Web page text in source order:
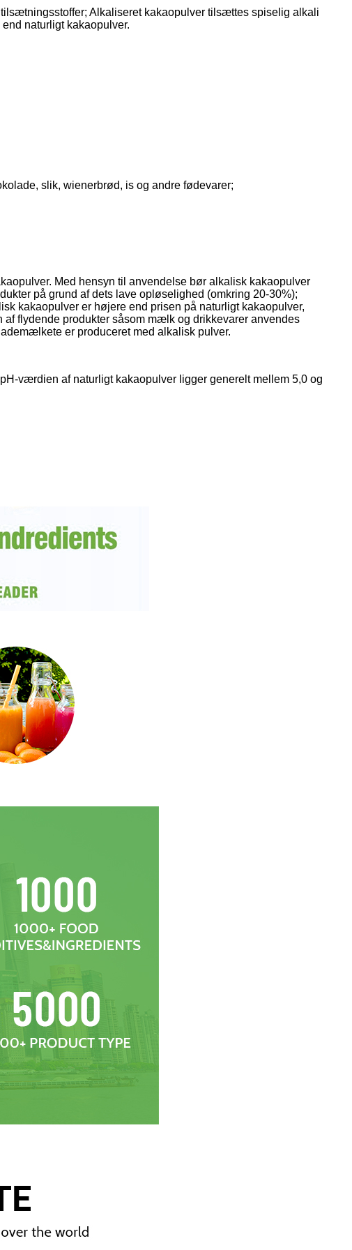
Alkaliseret kakaopulver tilsættes spiselig alkali
naturligt kakaopulver.
slik, wienerbrød, is og andre fødevarer;
Med hensyn til anvendelse bør alkalisk kakaopulver
på grund af dets lave opløselighed (omkring 20-30%);
kakaopulver er højere end prisen på naturligt kakaopulver,
flydende produkter såsom mælk og drikkevarer anvendes
er produceret med alkalisk pulver.
værdien af ​​naturligt kakaopulver ligger generelt mellem 5,0 og